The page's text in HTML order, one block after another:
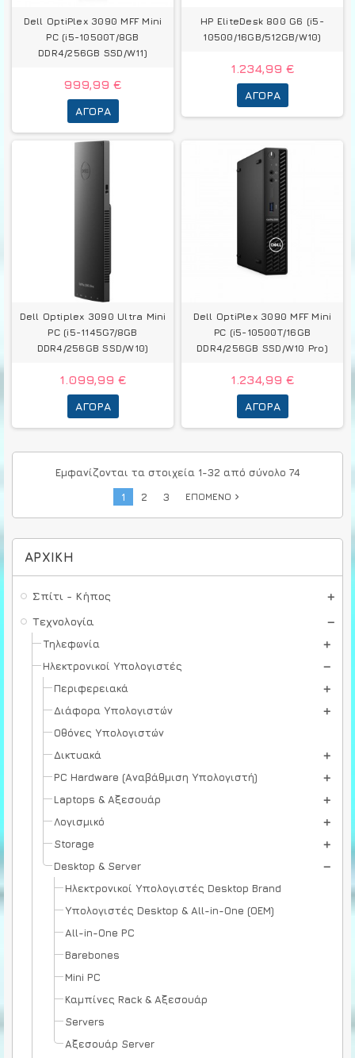
ΑΡΧΙΚΉ
Σπίτι - Κήπος
Τεχνολογία
Τηλεφωνία
Ηλεκτρονικοί Υπολογιστές
Περιφερειακά
Διάφορα Υπολογιστών
Οθόνες Υπολογιστών
Δικτυακά
PC Hardware (Αναβάθμιση Υπολογιστή)
Laptops & Αξεσουάρ
Λογισμικό
Storage
Desktop & Server
Ηλεκτρονικοί Υπολογιστές Desktop Brand
Υπολογιστές Desktop & All-in-One (OEM)
All-in-One PC
Barebones
Mini PC
Καμπίνες Rack & Αξεσουάρ
Servers
Αξεσουάρ Server
Dell OptiPlex 3090 MFF Mini
PC (i5-10500T/8GB
DDR4/256GB SSD/W11)
999,99 €
ΑΓΟΡΆ
HP EliteDesk 800 G6 (i5-
10500/16GB/512GB/W10)
1.234,99 €
ΑΓΟΡΆ
Dell Optiplex 3090 Ultra Mini
PC (i5-1145G7/8GB
DDR4/256GB SSD/W10)
1.099,99 €
ΑΓΟΡΆ
Dell OptiPlex 3090 MFF Mini
PC (i5-10500T/16GB
DDR4/256GB SSD/W10 Pro)
1.234,99 €
ΑΓΟΡΆ
Εμφανίζονται τα στοιχεία 1-32 από σύνολο 74
1
2 3 ΕΠΌΜΕΝΟ navigate_next